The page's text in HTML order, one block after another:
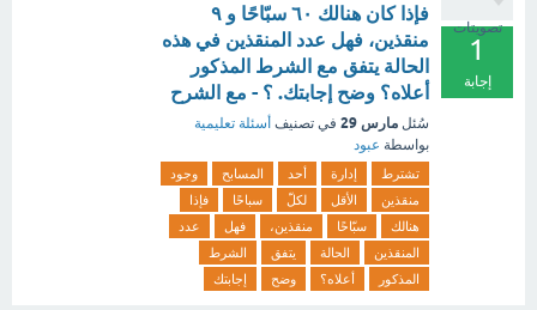
تصويتات
1
إجابة
فإذا كان هنالك ٦٠ سبّاحًا و ٩
منقذين، فهل عدد المنقذين في هذه
الحالة يتفق مع الشرط المذكور
أعلاه؟ وضح إجابتك. ؟ - مع الشرح
سُئل مارس 29 في تصنيف أسئلة تعليمية
بواسطة عبود
تشترط إدارة أحد المسابح
وجود
منقذين
الأقل لكلّ سباحًا
فإذا
هنالك
سبّاحًا منقذين، فهل
عدد
المنقذين
الحالة يتفق
الشرط
المذكور
أعلاه؟ وضح إجابتك